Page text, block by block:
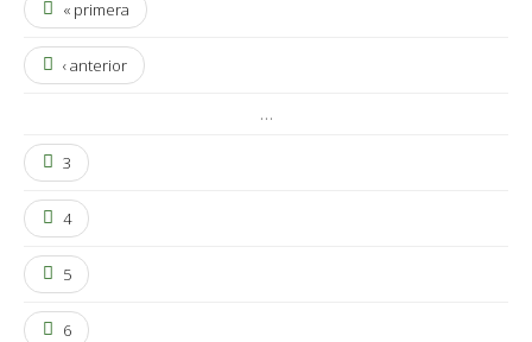
« primera
‹ anterior
…
3
4
5
6